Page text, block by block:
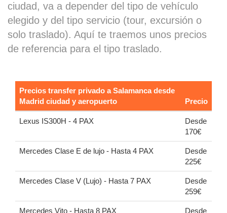
ciudad, va a depender del tipo de vehículo
elegido y del tipo servicio (tour, excursión o
solo traslado). Aquí te traemos unos precios
de referencia para el tipo traslado.
Precios transfer privado a Salamanca desde
Madrid ciudad y aeropuerto
Precio
Lexus IS300H - 4 PAX
Desde
170€
Mercedes Clase E de lujo - Hasta 4 PAX
Desde
225€
Mercedes Clase V (Lujo) - Hasta 7 PAX
Desde
259€
Mercedes Vito - Hasta 8 PAX Desde